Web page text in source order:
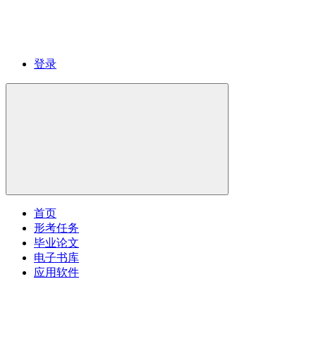
登录
首页
形考任务
毕业论文
电子书库
应用软件